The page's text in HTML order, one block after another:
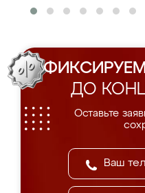
ДО
Оставьте